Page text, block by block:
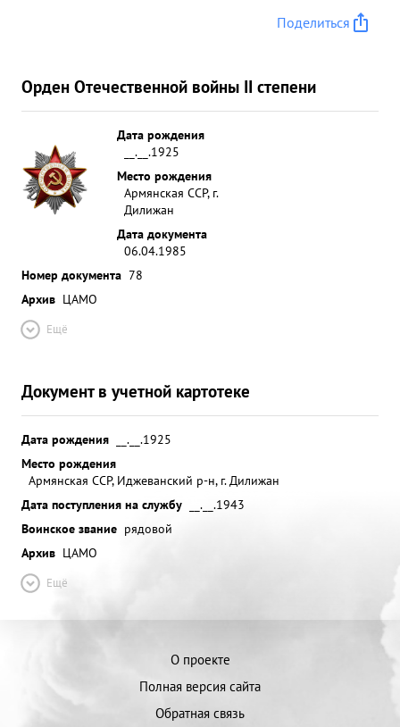
Поделиться
Орден Отечественной войны II степени
Дата рождения
__.__.1925
Место рождения
Армянская ССР, г.
Дилижан
Дата документа
06.04.1985
Номер документа 78
Архив ЦАМО
Ещё
Документ в учетной картотеке
Дата рождения
__.__.1925
Место рождения
Армянская ССР, Иджеванский р-н, г. Дилижан
Дата поступления на службу
__.__.1943
Воинское звание рядовой
Архив ЦАМО
Ещё
О проекте
Полная версия сайта
Обратная связь